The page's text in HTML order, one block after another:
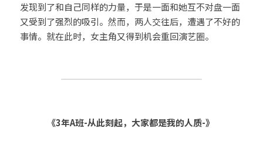
发现到了和自己同样的力量，于是一面和她互不对盘一面
又受到了强烈的吸引。然而，两人交往后，遭遇了不好的
《3年A班-从此刻起，大家都是我的人质-》